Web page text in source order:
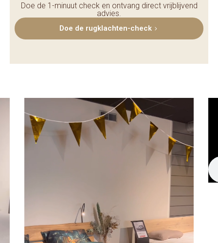
Doe de 1-minuut check en ontvang direct vrijblijvend
advies.
Doe de rugklachten-check